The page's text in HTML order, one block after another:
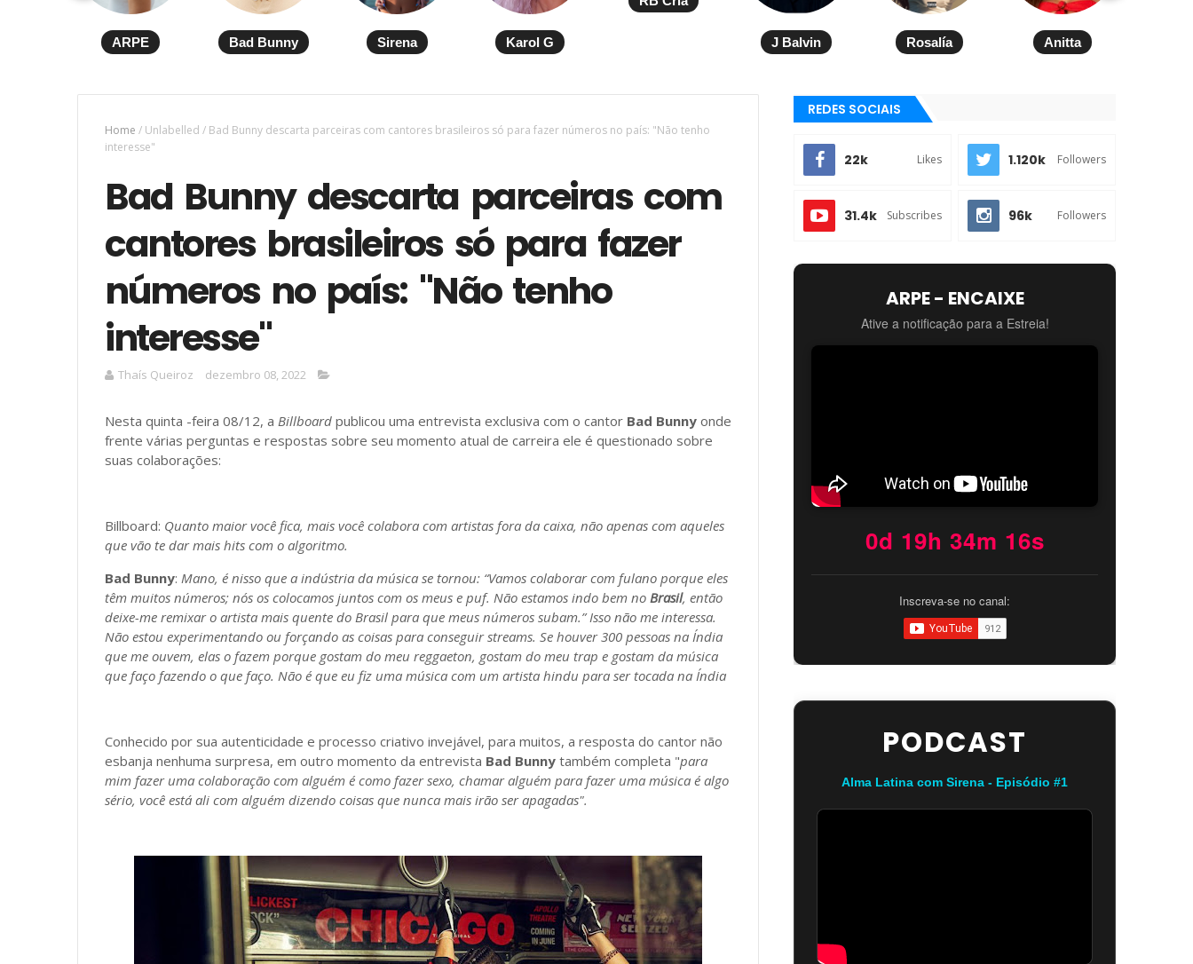
ARPE Bad Bunny Sirena Karol G J Balvin Rosalía Anitta
Home / Unlabelled / Bad Bunny descarta parceiras com cantores brasileiros só para fazer números no país: "Não tenho
interesse"
Bad Bunny descarta parceiras com
cantores brasileiros só para fazer
números no país: "Não tenho
interesse"
Thaís Queiroz dezembro 08, 2022
Nesta quinta -feira 08/12, a Billboard publicou uma entrevista exclusiva com o cantor Bad Bunny onde
frente várias perguntas e respostas sobre seu momento atual de carreira ele é questionado sobre
suas colaborações:
Billboard: Quanto maior você fica, mais você colabora com artistas fora da caixa, não apenas com aqueles
que vão te dar mais hits com o algoritmo.
Bad Bunny: Mano, é nisso que a indústria da música se tornou: “Vamos colaborar com fulano porque eles
têm muitos números; nós os colocamos juntos com os meus e puf. Não estamos indo bem no Brasil, então
deixe-me remixar o artista mais quente do Brasil para que meus números subam.” Isso não me interessa.
Não estou experimentando ou forçando as coisas para conseguir streams. Se houver 300 pessoas na Índia
que me ouvem, elas o fazem porque gostam do meu reggaeton, gostam do meu trap e gostam da música
que faço fazendo o que faço. Não é que eu fiz uma música com um artista hindu para ser tocada na Índia
Conhecido por sua autenticidade e processo criativo invejável, para muitos, a resposta do cantor não
esbanja nenhuma surpresa, em outro momento da entrevista Bad Bunny também completa "para
mim fazer uma colaboração com alguém é como fazer sexo, chamar alguém para fazer uma música é algo
sério, você está ali com alguém dizendo coisas que nunca mais irão ser apagadas".
REDES SOCIAIS
22k Likes 1.120k Followers
31.4k Subscribes 96k Followers
ARPE - ENCAIXE
Ative a notificação para a Estreia!
0d 19h 34m 14s
Inscreva-se no canal:
PODCAST
Alma Latina com Sirena - Episódio #1